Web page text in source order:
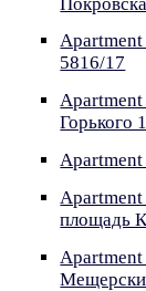
5816/17
Горького
площадь